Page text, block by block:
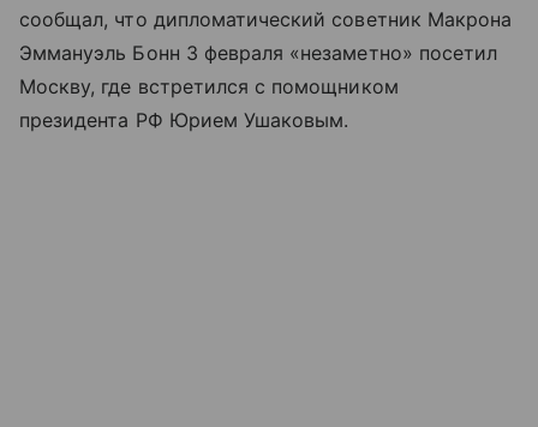
сообщал, что дипломатический советник Макрона
Эммануэль Бонн 3 февраля «незаметно» посетил
Москву, где встретился с помощником
президента РФ Юрием Ушаковым.